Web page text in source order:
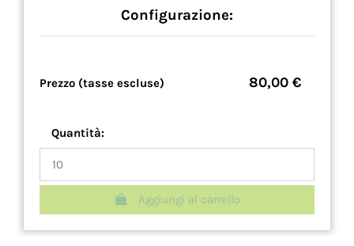
Configurazione:
Prezzo (tasse escluse) 80,00 €
Quantità:
Aggiungi al carrello